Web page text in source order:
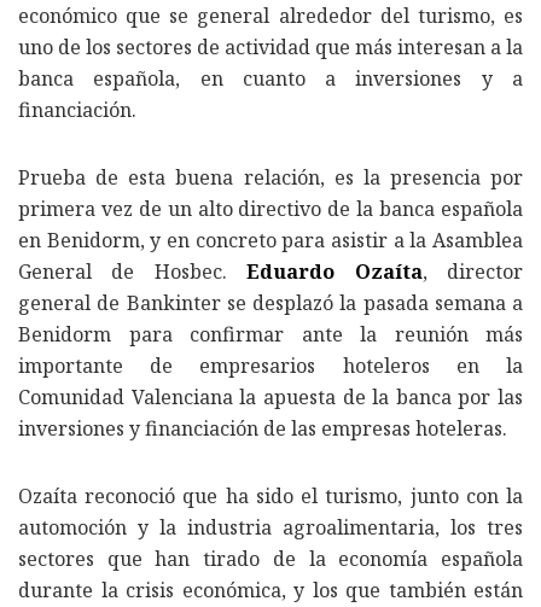
económico que se general alrededor del turismo, es
uno de los sectores de actividad que más interesan a la
banca española, en cuanto a inversiones y a
financiación.
Prueba de esta buena relación, es la presencia por
primera vez de un alto directivo de la banca española
en Benidorm, y en concreto para asistir a la Asamblea
General de Hosbec.Eduardo Ozaíta, director
general de Bankinter se desplazó la pasada semana a
Benidorm para confirmar ante la reunión más
importante de empresarios hoteleros en la
Comunidad Valenciana la apuesta de la banca por las
inversiones y financiación de las empresas hoteleras.
Ozaíta reconoció que ha sido el turismo, junto con la
automoción y la industria agroalimentaria, los tres
sectores que han tirado de la economía española
durante la crisis económica, y los que también están